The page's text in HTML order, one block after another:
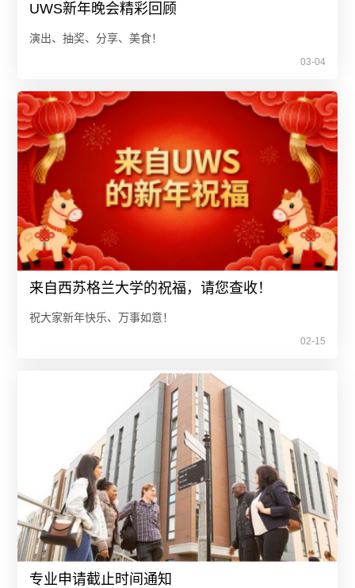
UWS新年晚会精彩回顾
演出、抽奖、分享、美食！
03-04
来自西苏格兰大学的祝福，请您查收！
祝大家新年快乐、万事如意！
02-15
专业申请截止时间通知